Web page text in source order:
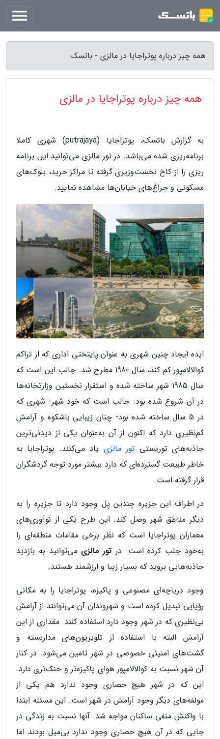
همه چیز درباره پوتراجایا در مالزی - باتسک
همه چیز درباره پوتراجایا در مالزی
به گزارش باتسک، پوتراجایا (putrajaya) شهری کاملا
برنامه‌ریزی شده می‌باشد. در تور مالزی می‌توانید این برنامه
ریزی را از کاخ نخست‌وزیری گرفته تا مراکز خرید، بلوک‌های
مسکونی و چراغ‌های خیابان‌ها مشاهده نمایید.
ایده ایجاد چنین شهری به عنوان پایتختی اداری که از تراکم
کوالالامپور کم کند، سال 1980 مطرح شد. جالب این است که
سال 1985 شهر ساخته شده و استقرار نخستین وزارتخانه‌ها
در آن شروع شده بود. جالب است که خود شهر- شهری که
در 5 سال ساخته شده بود- چنان زیبایی باشکوه و آرامش
کم‌نظیری دارد که اکنون از آن به‌عنوان یکی از دیدنی‌ترین
جاذبه‌های توریستی تور مالزی یاد می‌کنند. پوتراجایا به
خاطر طبیعت گسترده‌ای که دارد بیشتر مورد توجه گردشگران
قرار گرفته است.
در اطراف این جزیره چندین پل وجود دارد تا جزیره را به
دیگر مناطق شهر وصل کند. این طرح یکی از نو‌آوری‌های
معماران پوتراجایا است که نظر برخی مقامات منطقه‌ای را
به‌خود جلب کرده است. درتور مالزیمی‌توانید به بازدید
جاذبه‌هایی بروید که بسیار زیبا و ارزشمند هستند.
وجود دریاچه‌ای مصنوعی و پاکیزه،‌ پوتراجایا را به مکانی
رؤیایی تبدیل کرده است و شهروندان آن می‌توانند از آرامش
بی‌نظیری که در شهر وجود دارد استفاده کنند. مقداری از این
آرامش البته با استفاده از تلویزیون‌های مداربسته و
گشت‌های امنیتی خصوصی در شهر تامین می‌شود. در کنار
آن شهر نسبت به کوالالامپور هوای پاکیزه‌تر و خنک‌تری دارد.
این که در شهر هیچ حصاری وجود ندارد هم یکی از
مولفه‌های دیگر وجود آرامش در شهر است. این مسئله ابتدا
با واکنش منفی ساکنان مواجه شد. آنها نسبت به زندگی در
جایی که در آن هیچ حصاری وجود ندارد بی‌میل بودند اما